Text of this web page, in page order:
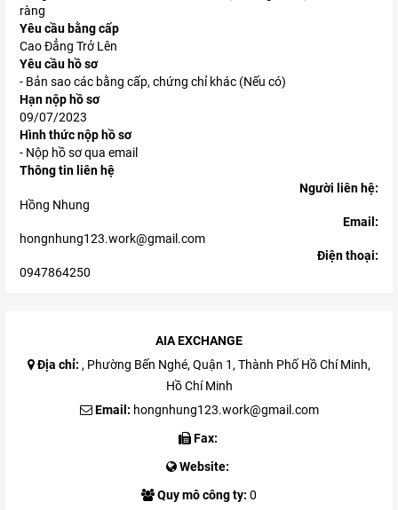
ràng
Yêu cầu bằng cấp
Cao Đẳng Trở Lên
Yêu cầu hồ sơ
- Bản sao các bằng cấp, chứng chỉ khác (Nếu có)
Hạn nộp hồ sơ
09/07/2023
Hình thức nộp hồ sơ
- Nộp hồ sơ qua email
Thông tin liên hệ
Người liên hệ:
Hồng Nhung
Email:
hongnhung123.work@gmail.com
Điện thoại:
0947864250
AIA EXCHANGE
Địa chỉ: , Phường Bến Nghé, Quận 1, Thành Phố Hồ Chí Minh,
Hồ Chí Minh
Email: hongnhung123.work@gmail.com
Fax:
Website:
Quy mô công ty: 0